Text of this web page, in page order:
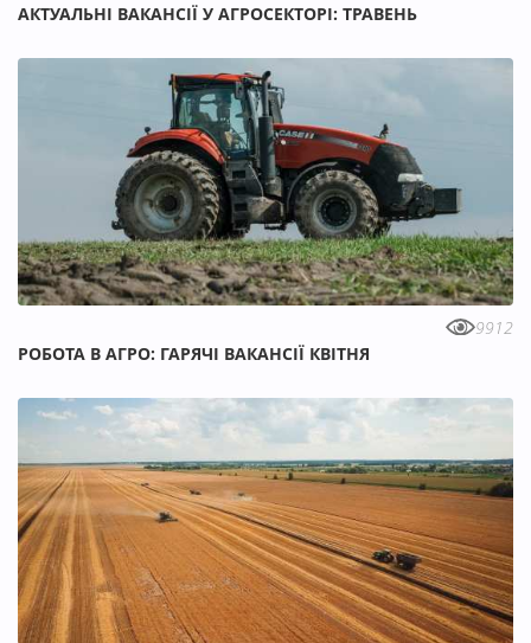
АКТУАЛЬНІ ВАКАНСІЇ У АГРОСЕКТОРІ: ТРАВЕНЬ
9912
РОБОТА В АГРО: ГАРЯЧІ ВАКАНСІЇ КВІТНЯ